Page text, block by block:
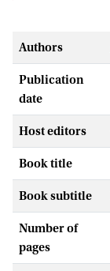
Authors
Publication
date
Host editors
Book title
Book subtitle
Number of
pages